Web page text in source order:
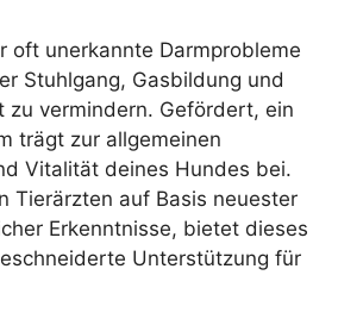
oft unerkannte Darmprobleme
Stuhlgang, Gasbildung und
zu vermindern. Gefördert, ein
trägt zur allgemeinen
Vitalität deines Hundes bei.
Tierärzten auf Basis neuester
Erkenntnisse, bietet dieses
Unterstützung für